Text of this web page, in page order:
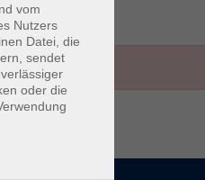
vom
Nutzers
Datei, die
sendet
oder die